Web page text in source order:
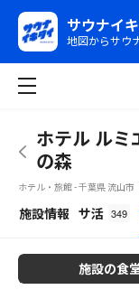
サウナイ
地図からサウ
ホテル ルミ
の森
ホテル・旅館 - 千葉県 流山市
施設情報 サ活 349
施設の食